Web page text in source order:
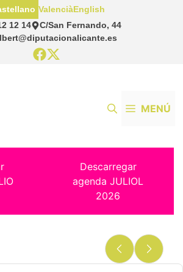
12 14
C/San Fernando, 44
ValenciàEnglish
MENÚ
Descarregar
agenda JULIOL
2026